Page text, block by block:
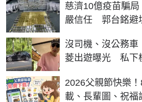
慈濟10億疫苗騙
嚴信任 郭台銘避
沒司機、沒公務車
菱出遊曝光 私下
2026父親節快樂
載、長輩圖、祝福